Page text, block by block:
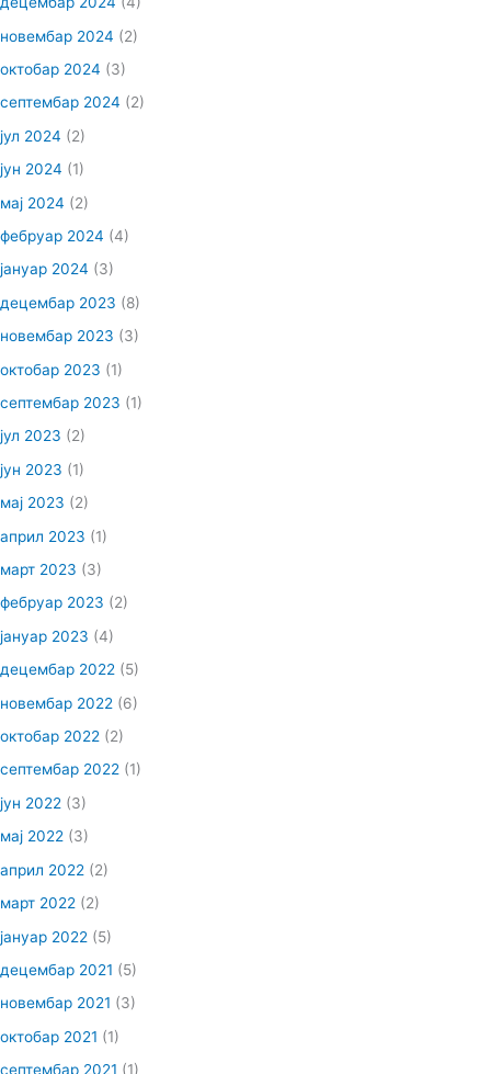
новембар 2024 (2)
октобар 2024 (3)
септембар 2024 (2)
јул 2024 (2)
јун 2024 (1)
мај 2024 (2)
фебруар 2024 (4)
јануар 2024 (3)
децембар 2023 (8)
новембар 2023 (3)
октобар 2023 (1)
септембар 2023 (1)
јул 2023 (2)
јун 2023 (1)
мај 2023 (2)
април 2023 (1)
март 2023 (3)
фебруар 2023 (2)
јануар 2023 (4)
децембар 2022 (5)
новембар 2022 (6)
октобар 2022 (2)
септембар 2022 (1)
јун 2022 (3)
мај 2022 (3)
април 2022 (2)
март 2022 (2)
јануар 2022 (5)
децембар 2021 (5)
новембар 2021 (3)
октобар 2021 (1)
септембар 2021 (1)